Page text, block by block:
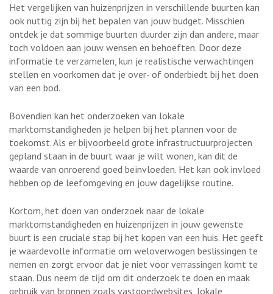
Het vergelijken van huizenprijzen in verschillende buurten kan
ook nuttig zijn bij het bepalen van jouw budget. Misschien
ontdek je dat sommige buurten duurder zijn dan andere, maar
toch voldoen aan jouw wensen en behoeften. Door deze
informatie te verzamelen, kun je realistische verwachtingen
stellen en voorkomen dat je over- of onderbiedt bij het doen
van een bod.
Bovendien kan het onderzoeken van lokale
marktomstandigheden je helpen bij het plannen voor de
toekomst. Als er bijvoorbeeld grote infrastructuurprojecten
gepland staan ​​in de buurt waar je wilt wonen, kan dit de
waarde van onroerend goed beïnvloeden. Het kan ook invloed
hebben op de leefomgeving en jouw dagelijkse routine.
Kortom, het doen van onderzoek naar de lokale
marktomstandigheden en huizenprijzen in jouw gewenste
buurt is een cruciale stap bij het kopen van een huis. Het geeft
je waardevolle informatie om weloverwogen beslissingen te
nemen en zorgt ervoor dat je niet voor verrassingen komt te
staan. Dus neem de tijd om dit onderzoek te doen en maak
gebruik van bronnen zoals vastgoedwebsites, lokale